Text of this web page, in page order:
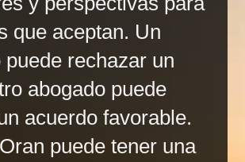
que aceptan. Un
puede rechazar un
abogado puede
acuerdo favorable.
puede tener una